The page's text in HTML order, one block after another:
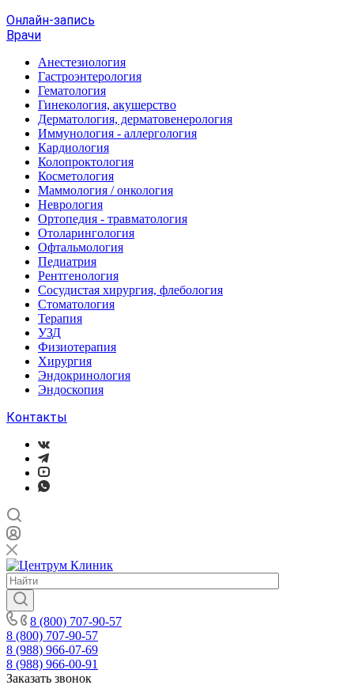
Онлайн-запись
Врачи
Анестезиология
Гастроэнтерология
Гематология
Гинекология, акушерство
Дерматология, дерматовенерология
Иммунология - аллергология
Кардиология
Колопроктология
Косметология
Маммология / онкология
Неврология
Ортопедия - травматология
Отоларингология
Офтальмология
Педиатрия
Рентгенология
Сосудистая хирургия, флебология
Стоматология
Терапия
УЗД
Физиотерапия
Хирургия
Эндокринология
Эндоскопия
Контакты
8 (800) 707-90-57
8 (800) 707-90-57
8 (988) 966-07-69
8 (988) 966-00-91
Заказать звонок